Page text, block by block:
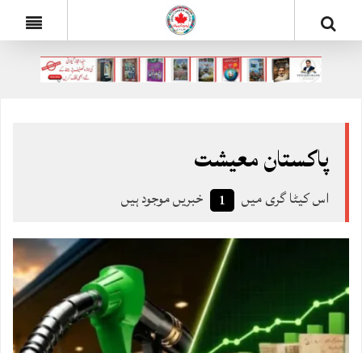
پاکستان معیشت
اس کیٹا گری میں 1 خبریں موجود ہیں